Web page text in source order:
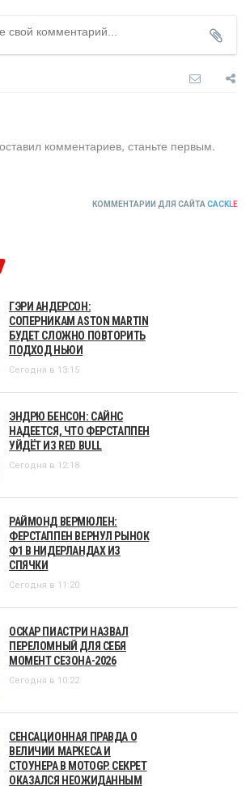
комментариев, станьте первым.
КОММЕНТАРИИ ДЛЯ САЙТА CACKLE
ГЭРИ АНДЕРСОН:
СОПЕРНИКАМ ASTON MARTIN
БУДЕТ СЛОЖНО ПОВТОРИТЬ
ПОДХОД НЬЮИ
Сегодня в 13:15
ЭНДРЮ БЕНСОН: САЙНС
НАДЕЕТСЯ, ЧТО ФЕРСТАППЕН
УЙДЁТ ИЗ RED BULL
Сегодня в 12:18
РАЙМОНД ВЕРМЮЛЕН:
ФЕРСТАППЕН ВЕРНУЛ РЫНОК
Ф1 В НИДЕРЛАНДАХ ИЗ
СПЯЧКИ
Сегодня в 11:20
ОСКАР ПИАСТРИ НАЗВАЛ
ПЕРЕЛОМНЫЙ ДЛЯ СЕБЯ
МОМЕНТ СЕЗОНА-2026
Сегодня в 10:22
СЕНСАЦИОННАЯ ПРАВДА О
ВЕЛИЧИИ МАРКЕСА И
СТОУНЕРА В MOTOGP. СЕКРЕТ
ОКАЗАЛСЯ НЕОЖИДАННЫМ